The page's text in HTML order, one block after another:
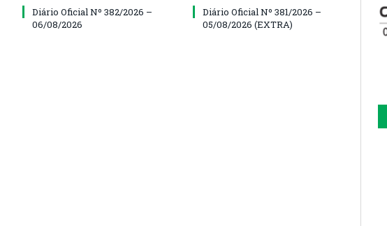
Diário Oficial Nº 382/2026 –
06/08/2026
Diário Oficial Nº 381/2026 –
05/08/2026 (EXTRA)